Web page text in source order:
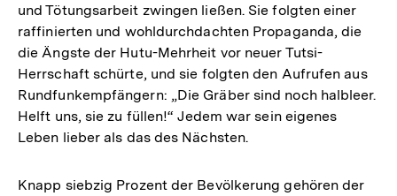
und Tötungsarbeit zwingen ließen. Sie folgten einer
raffinierten und wohldurchdachten Propaganda, die
die Ängste der Hutu-Mehrheit vor neuer Tutsi-
Herrschaft schürte, und sie folgten den Aufrufen aus
Rundfunkempfängern: „Die Gräber sind noch halbleer.
Helft uns, sie zu füllen!“ Jedem war sein eigenes
Leben lieber als das des Nächsten.
Knapp siebzig Prozent der Bevölkerung gehören der